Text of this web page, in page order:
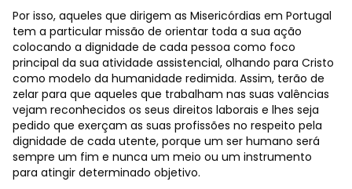
Por isso, aqueles que dirigem as Misericórdias em Portugal
tem a particular missão de orientar toda a sua ação
colocando a dignidade de cada pessoa como foco
principal da sua atividade assistencial, olhando para Cristo
como modelo da humanidade redimida. Assim, terão de
zelar para que aqueles que trabalham nas suas valências
vejam reconhecidos os seus direitos laborais e lhes seja
pedido que exerçam as suas profissões no respeito pela
dignidade de cada utente, porque um ser humano será
sempre um fim e nunca um meio ou um instrumento
para atingir determinado objetivo.